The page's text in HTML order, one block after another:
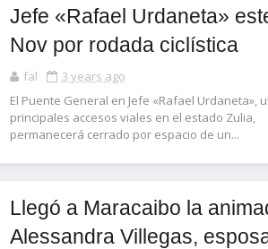
Jefe «Rafael Urdaneta»
Nov por rodada ciclística
fal
3 years ago
El Puente General en Jefe «Rafael Urdaneta»,
principales accesos viales en el estado Zulia,
permanecerá cerrado por espacio de un...
Llegó a Maracaibo la
Alessandra Villegas,